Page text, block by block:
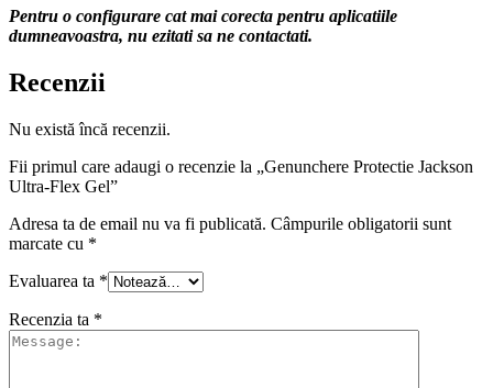
Pentru o configurare cat mai corecta pentru aplicatiile
dumneavoastra, nu ezitati sa ne contactati.
Recenzii
Nu există încă recenzii.
Fii primul care adaugi o recenzie la „Genunchere Protectie Jackson
Ultra-Flex Gel”
Adresa ta de email nu va fi publicată. Câmpurile obligatorii sunt
marcate cu *
Evaluarea ta *
Recenzia ta *